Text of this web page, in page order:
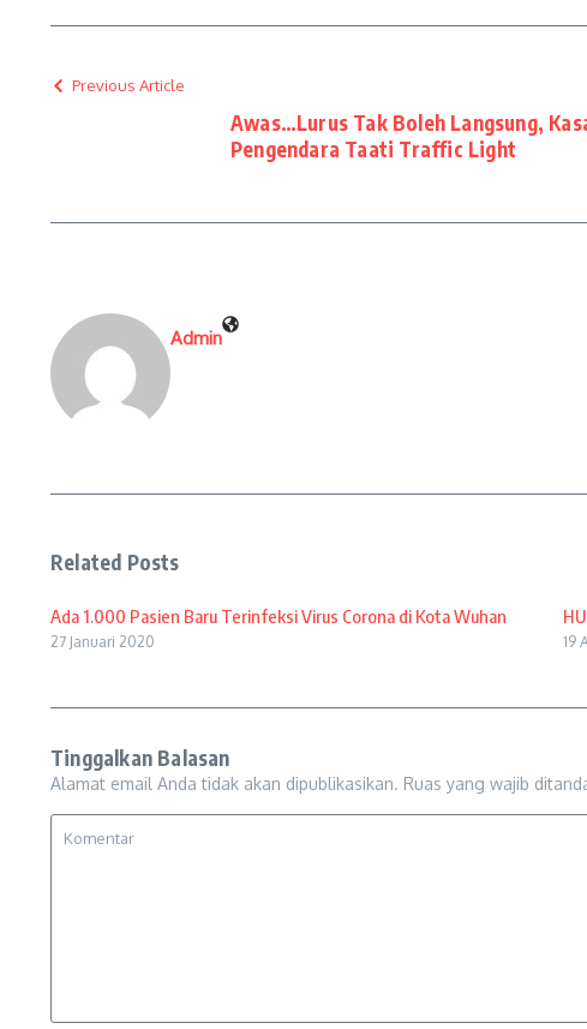
Previous Article
Awas…Lurus Tak Boleh Langsung,
Pengendara Taati Traffic Light
Admin
Related Posts
Ada 1.000 Pasien Baru Terinfeksi Virus Corona di Kota Wuhan
27 Januari 2020 19
Tinggalkan Balasan
Alamat email Anda tidak akan dipublikasikan. Ruas yang wajib